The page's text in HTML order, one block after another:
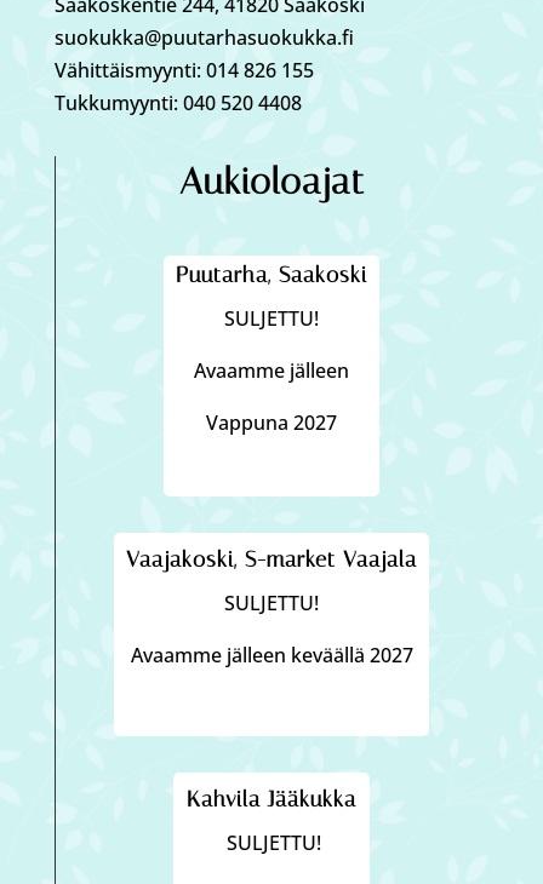
suokukka@puutarhasuokukka.fi
Vähittäismyynti: 014 826 155
Tukkumyynti: 040 520 4408
Aukioloajat
Puutarha, Saakoski
SULJETTU!
Avaamme jälleen
Vappuna 2027
Vaajakoski, S-market Vaajala
SULJETTU!
Avaamme jälleen keväällä 2027
Kahvila Jääkukka
SULJETTU!